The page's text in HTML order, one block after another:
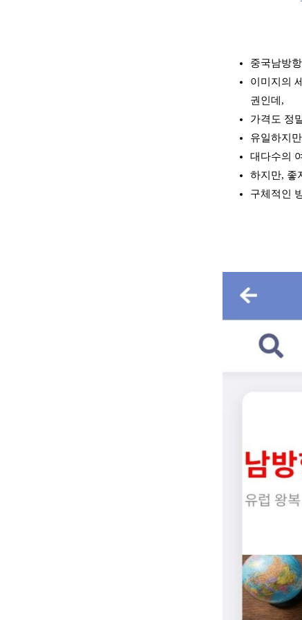
중국남방
이미지의
권인데,
가격도 정
유일하지
대다수의
하지만, 좋
구체적인